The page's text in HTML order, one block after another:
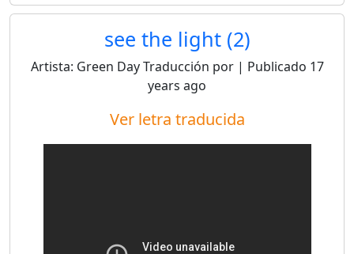
see the light (2)
Artista: Green DayTraducción por | Publicado 17
years ago
Ver letra traducida